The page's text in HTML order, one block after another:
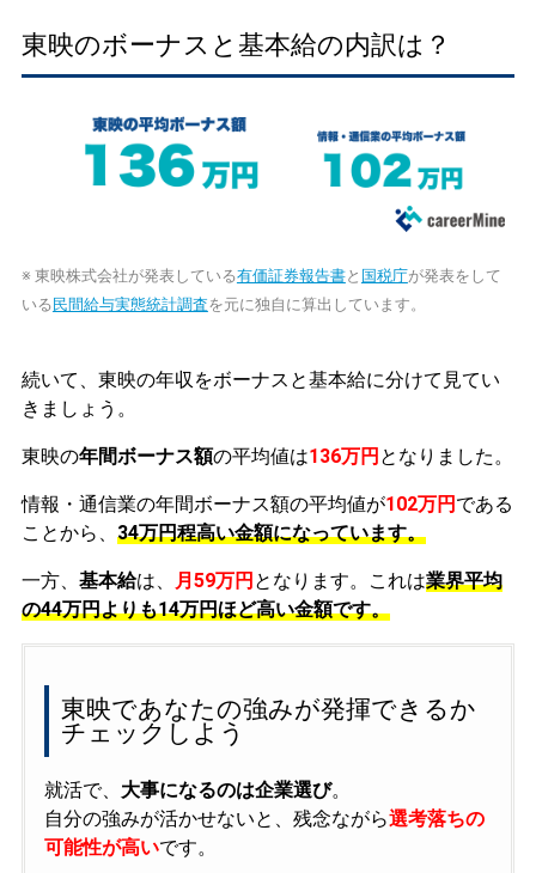
東映のボーナスと基本給の内訳は？
※ 東映株式会社が発表している有価証券報告書と 国税庁が発表をして
いる 民間給与実態統計調査を元に独自に算出しています。
続いて、東映の年収をボーナスと基本給に分けて見てい
きましょう。
東映の年間ボーナス額の平均値は136万円 となりました。
情報・通信業の年間ボーナス額の平均値が102万円 である
ことから、 34万円程高い金額になっています。
一方、 基本給は、 月59万円 となります。これは業界平均
の44万円よりも14万円ほど高い金額です。
東映であなたの強みが発揮できるか
チェックしよう
就活で、 大事になるのは企業選び。
自分の強みが活かせないと、残念ながら選考落ちの
可能性が高いです。